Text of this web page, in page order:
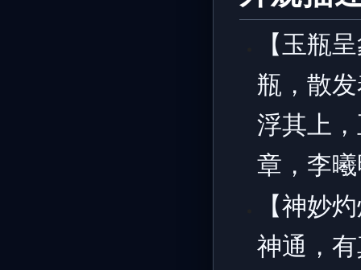
【玉瓶
瓶，散
浮其上
章，李
【神妙
神通，